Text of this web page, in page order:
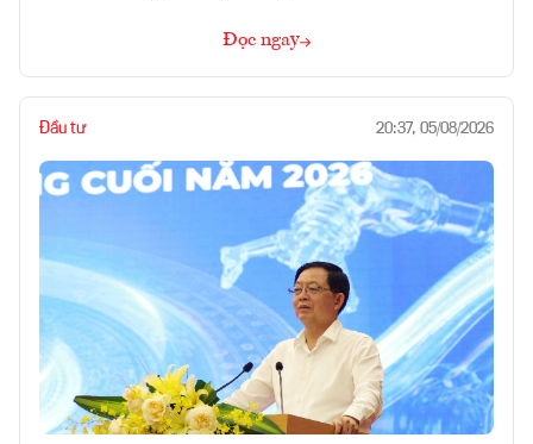
Đọc ngay
Đầu tư 20:37, 05/08/2026